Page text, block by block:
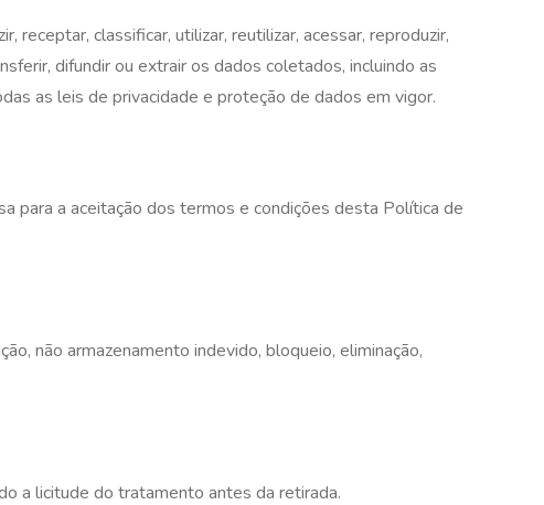
classificar, utilizar, reutilizar, acessar, reproduzir,
difundir ou extrair os dados coletados, incluindo as
as leis de privacidade e proteção de dados em vigor.
para a aceitação dos termos e condições desta Política de
não armazenamento indevido, bloqueio, eliminação,
a licitude do tratamento antes da retirada.